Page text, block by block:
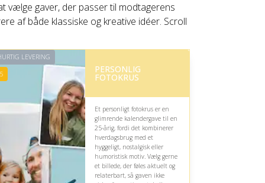
vælge gaver, der passer til modtagerens
af både klassiske og kreative idéer. Scroll
LEVERING
PERSONLIG
FOTOKRUS
Et personligt fotokrus er en
glimrende kalendergave til en
25-årig, fordi det kombinerer
hverdagsbrug med et
hyggeligt, nostalgisk eller
humoristisk motiv. Vælg gerne
et billede, der føles aktuelt og
relaterbart, så gaven ikke